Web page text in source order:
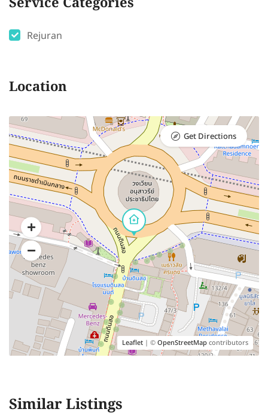
Rejuran
Location
Leaflet | ©OpenStreetMapcontributors
Get Directions
Similar Listings